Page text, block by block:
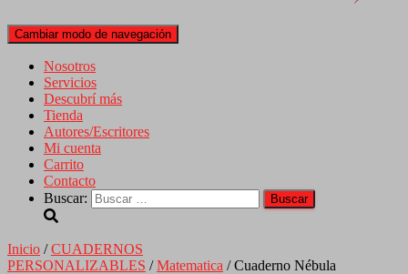
Cambiar modo de navegación
Nosotros
Servicios
Descubrí más
Tienda
Autores/Escritores
Mi cuenta
Carrito
Contacto
Buscar:
Inicio /CUADERNOS
PERSONALIZABLES /Matematica / Cuaderno Nébula